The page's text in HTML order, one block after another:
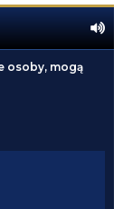
osoby, mogą